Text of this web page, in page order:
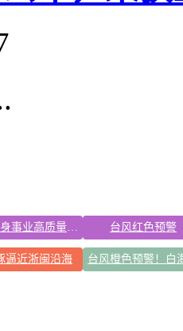
全民健身事业高质量发展 台风红色预警
逼近浙闽沿海